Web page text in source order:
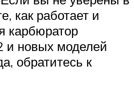
как работает и
карбюратор
и новых моделей
обратитесь к